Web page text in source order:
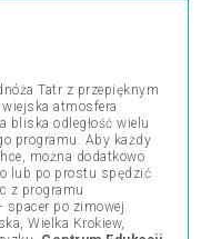
Tatr z przepięknym
atmosfera
bliska odległość wielu
programu. Aby każdy
można dodatkowo
lub po prostu spędzić
z programu
spacer po zimowej
Wielka Krokiew,